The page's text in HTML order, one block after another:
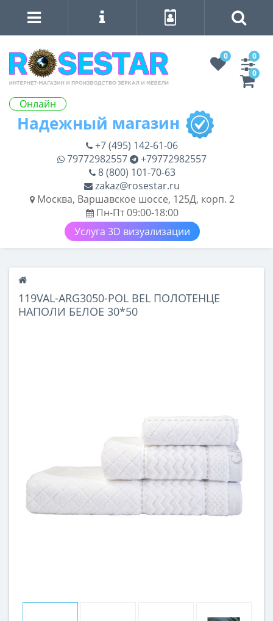
Онлайн
0
0
0
+7 (495) 142-61-06
79772982557
+79772982557
8 (800) 101-70-63
zakaz@rosestar.ru
Москва, Варшавское шоссе, 125Д, корп. 2
Пн-Пт 09:00-18:00
Услуга 3D визуализации
119VAL-ARG3050-POL BEL ПОЛОТЕНЦЕ
НАПОЛИ БЕЛОЕ 30*50